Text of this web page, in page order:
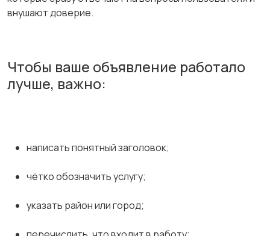
внушают доверие.
Чтобы ваше объявление работало
лучше, важно:
написать понятный заголовок;
чётко обозначить услугу;
указать район или город;